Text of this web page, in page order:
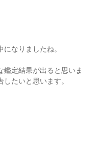
なりましたね。
鑑定結果が出ると思いま
たいと思います。